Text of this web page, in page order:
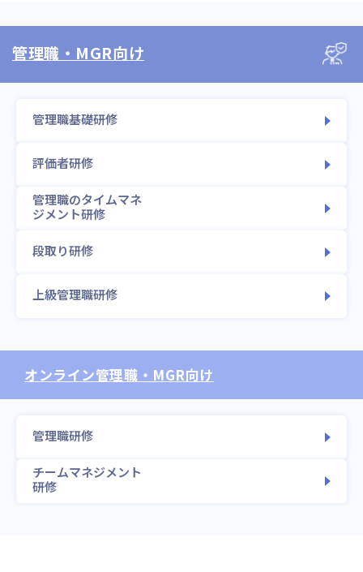
管理職・MGR向け
管理職基礎研修
評価者研修
管理職のタイムマネ
ジメント研修
段取り研修
上級管理職研修
オンライン管理職・MGR向け
管理職研修
チームマネジメント
研修